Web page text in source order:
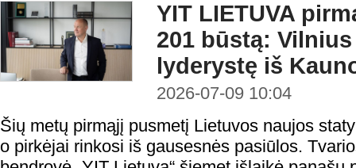
YIT LIETUVA
201 būstą:
lyderystę iš
2026-07-09 10:04
Šių metų pirmąjį pusmetį Lietuvos naujos
o pirkėjai rinkosi iš gausesnės pasiūlos.